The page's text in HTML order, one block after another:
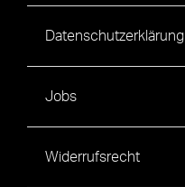
Datenschutzerklärung
Jobs
Widerrufsrecht